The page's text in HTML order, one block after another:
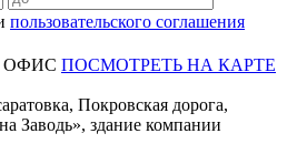
пользовательского соглашения
ОФИС ПОСМОТРЕТЬ НА КАРТЕ
Покровская дорога,
Заводь», здание компании